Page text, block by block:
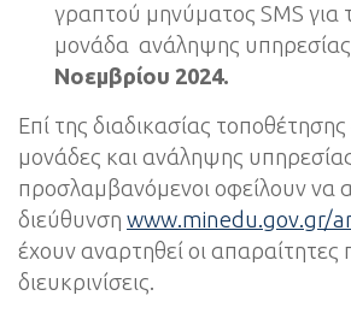
γραπτού μηνύματος SMS για
μονάδα ανάληψης
Νοεμβρίου 2024.
Επί της διαδικασίας
μονάδες και ανάληψης
προσλαμβανόμενοι οφείλουν να
διεύθυνση www.minedu.gov.gr/
έχουν αναρτηθεί οι απαραίτητες
διευκρινίσεις.